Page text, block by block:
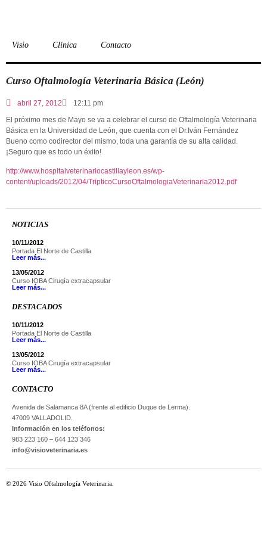
Visio Clínica Contacto
Curso Oftalmología Veterinaria Básica (León)
abril 27, 2012
12:11 pm
El próximo mes de Mayo se va a celebrar el curso de Oftalmología Veterinaria
Básica en la Universidad de León, que cuenta con el Dr.Iván Fernández
Bueno como codirector del mismo, toda una garantía de su alta calidad.
¡Seguro que es todo un éxito!
http://www.hospitalveterinariocastillayleon.es/wp-
content/uploads/2012/04/TripticoCursoOftalmologiaVeterinaria2012.pdf
NOTICIAS
10/11/2012
Portada El Norte de Castilla
Leer más...
13/05/2012
Curso IOBA Cirugía extracapsular
Leer más...
DESTACADOS
10/11/2012
Portada El Norte de Castilla
Leer más...
13/05/2012
Curso IOBA Cirugía extracapsular
Leer más...
CONTACTO
Avenida de Salamanca 8A (frente al edificio Duque de Lerma).
47009 VALLADOLID.
Información en los teléfonos:
983 223 160 – 644 123 346
info@visioveterinaria.es
© 2026 Visio Oftalmología Veterinaria.